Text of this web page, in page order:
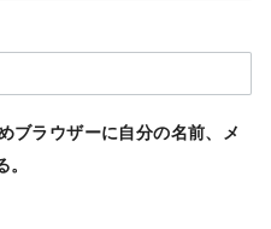
ブラウザーに自分の名前、メ